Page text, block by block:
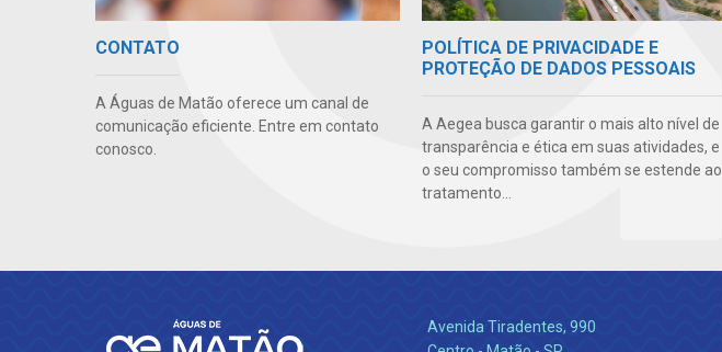
CONTATO
A Águas de Matão oferece um canal de
comunicação eficiente. Entre em contato
conosco.
POLÍTICA DE PRIVACIDADE E
PROTEÇÃO DE DADOS PESSOAIS
A Aegea busca garantir o mais alto nível de
transparência e ética em suas atividades, e
o seu compromisso também se estende ao
tratamento...
Avenida Tiradentes, 990